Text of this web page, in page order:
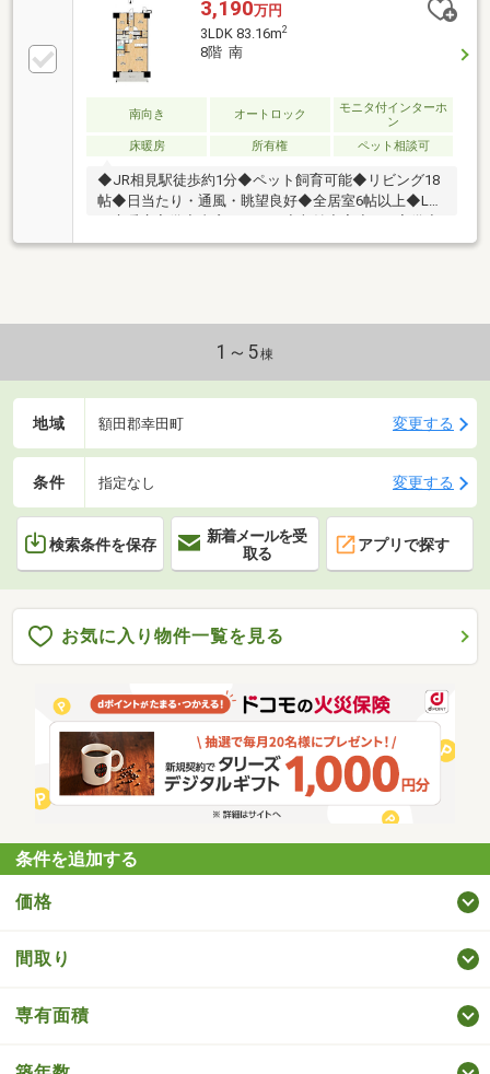
3,190万円
3LDK 83.16m2
8階 南
南向き オートロック
モニタ付インターホ
ン
床暖房
所有権 ペット相談可
◆JR相見駅徒歩約1分◆ペット飼育可能◆リビング18
帖◆日当たり・通風・眺望良好◆全居室6帖以上◆LD
食洗器付き◆駐車場1台契約可能
1～5棟
地域 額田郡幸田町 変更する
条件 指定なし 変更する
検索条件を保存
新着メールを受
取る
アプリで探す
お気に入り物件一覧を見る
条件を追加する
価格
間取り
専有面積